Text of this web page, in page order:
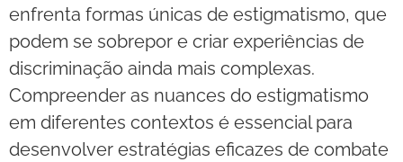
enfrenta formas únicas de estigmatismo, que
podem se sobrepor e criar experiências de
discriminação ainda mais complexas.
Compreender as nuances do estigmatismo
em diferentes contextos é essencial para
desenvolver estratégias eficazes de combate